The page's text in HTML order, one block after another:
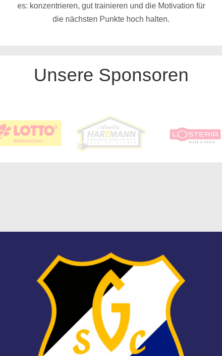
es: konzentrieren, gut trainieren und die Motivation für
die nächsten Punkte hoch halten.
Unsere Sponsoren